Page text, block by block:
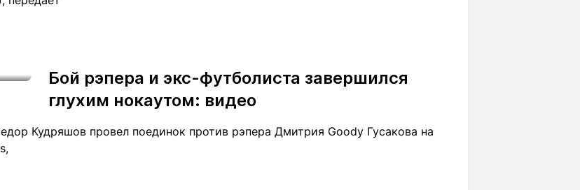
Бой рэпера и экс-футболиста завершился
глухим нокаутом: видео
Кудряшов провел поединок против рэпера Дмитрия Goody Гусакова на